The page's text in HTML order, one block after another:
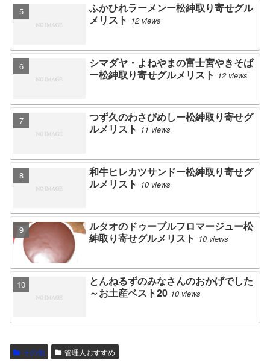
ふかひれラーメンー松紳取り寄せグル
メリスト 12 views
シマダヤ・よねやまの富士宮やきそば
ー松紳取り寄せグルメリスト 12 views
つず久のわさびめしー松紳取り寄せグ
ルメリスト 11 views
和牛ヒレカツサンドー松紳取り寄せグ
ルメリスト 10 views
ルタオのドゥーブルフロマージュー松
紳取り寄せグルメリスト 10 views
とんねるずのみなさんのおかげでした
～お土産ベスト20 10 views
その他 管理人おすすめ